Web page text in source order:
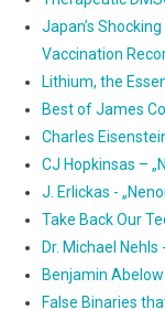
Japan’s
Vaccination
Lithium, the
Best of James
Charles
CJ Hopkinsas –
J. Erlickas -
Take Back Our
Dr. Michael
Benjamin
False Binaries